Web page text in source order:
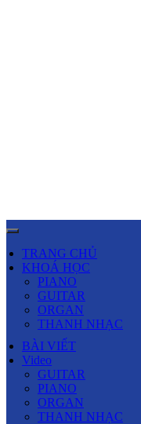
TRANG CHỦ
KHOÁ HỌC
PIANO
GUITAR
ORGAN
THANH NHẠC
BÀI VIẾT
Video
GUITAR
PIANO
ORGAN
THANH NHẠC